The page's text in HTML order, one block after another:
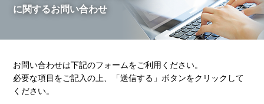
に関するお問い合わせ
お問い合わせは下記のフォームをご利用ください。
必要な項目をご記入の上、「送信する」ボタンをクリックして
ください。